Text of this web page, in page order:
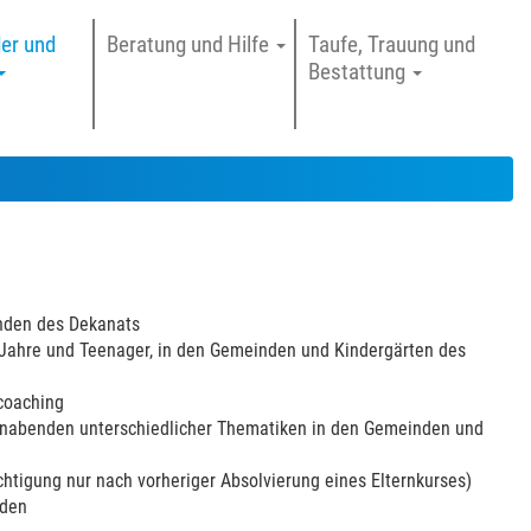
und Beratung und Hilfe
Taufe, Trauung und
Bestattung
des Dekanats
und Teenager, in den Gemeinden und Kindergärten des
unterschiedlicher Thematiken in den Gemeinden und
nur nach vorheriger Absolvierung eines Elternkurses)